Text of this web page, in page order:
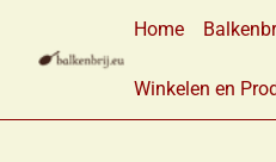
Home
Winkelen en